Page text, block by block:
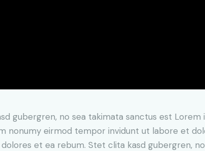
gubergren, no sea takimata sanctus est Lorem
nonumy eirmod tempor invidunt ut labore et
et ea rebum. Stet clita kasd gubergren,